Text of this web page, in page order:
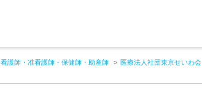
看護師・准看護師・保健師・助産師 医療法人社団東京せいわ会